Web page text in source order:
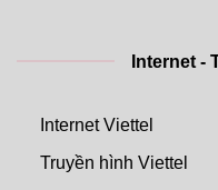
Internet -
Internet Viettel
Truyền hình Viettel